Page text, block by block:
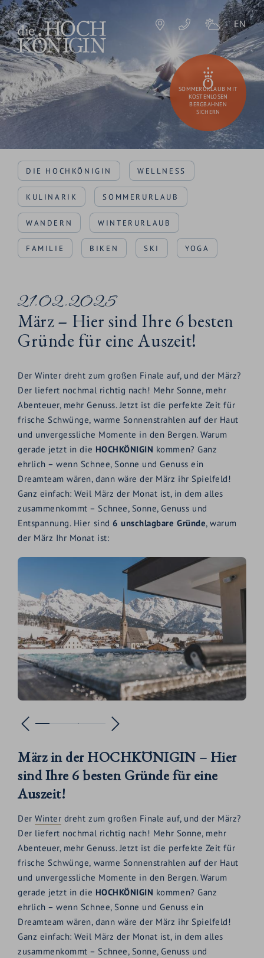
EN
SOMMERURLAUB MIT
KOSTENLOSEN
BERGBAHNEN
SICHERN
DIE HOCHKÖNIGIN WELLNESS
KULINARIK SOMMERURLAUB
WANDERN WINTERURLAUB
FAMILIE BIKEN SKI YOGA
21.02.2025
März – Hier sind Ihre 6 besten
Gründe für eine Auszeit!
Der Winter dreht zum großen Finale auf, und der März?
Der liefert nochmal richtig nach! Mehr Sonne, mehr
Abenteuer, mehr Genuss. Jetzt ist die perfekte Zeit für
frische Schwünge, warme Sonnenstrahlen auf der Haut
und unvergessliche Momente in den Bergen. Warum
gerade jetzt in die HOCHKÖNIGIN kommen? Ganz
ehrlich – wenn Schnee, Sonne und Genuss ein
Dreamteam wären, dann wäre der März ihr Spielfeld!
Ganz einfach: Weil März der Monat ist, in dem alles
zusammenkommt – Schnee, Sonne, Genuss und
Entspannung. Hier sind6 unschlagbare Gründe, warum
der März Ihr Monat ist:
März in der HOCHKÖNIGIN – Hier
sind Ihre 6 besten Gründe für eine
Auszeit!
DerWinter dreht zum großen Finale auf, und der März?
Der liefert nochmal richtig nach! Mehr Sonne, mehr
Abenteuer, mehr Genuss. Jetzt ist die perfekte Zeit für
frische Schwünge, warme Sonnenstrahlen auf der Haut
und unvergessliche Momente in den Bergen. Warum
gerade jetzt in die HOCHKÖNIGIN kommen? Ganz
ehrlich – wenn Schnee, Sonne und Genuss ein
Dreamteam wären, dann wäre der März ihr Spielfeld!
Ganz einfach: Weil März der Monat ist, in dem alles
zusammenkommt – Schnee, Sonne, Genuss und